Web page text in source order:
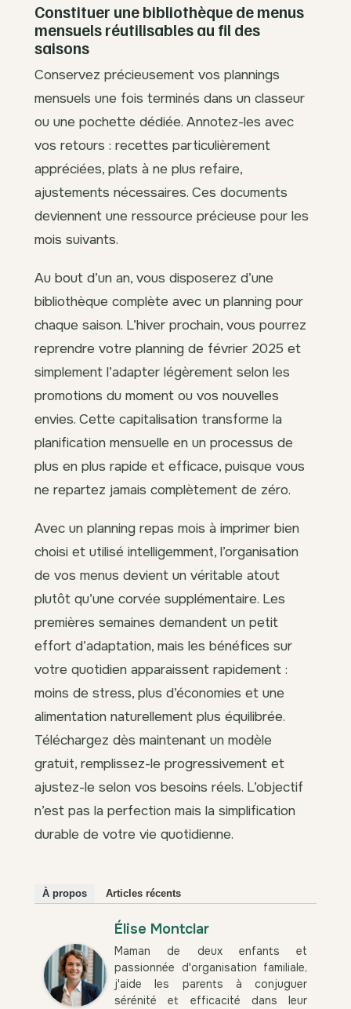
Constituer une bibliothèque de menus
mensuels réutilisables au fil des
saisons
Conservez précieusement vos plannings
mensuels une fois terminés dans un classeur
ou une pochette dédiée. Annotez-les avec
vos retours : recettes particulièrement
appréciées, plats à ne plus refaire,
ajustements nécessaires. Ces documents
deviennent une ressource précieuse pour les
mois suivants.
Au bout d’un an, vous disposerez d’une
bibliothèque complète avec un planning pour
chaque saison. L’hiver prochain, vous pourrez
reprendre votre planning de février 2025 et
simplement l’adapter légèrement selon les
promotions du moment ou vos nouvelles
envies. Cette capitalisation transforme la
planification mensuelle en un processus de
plus en plus rapide et efficace, puisque vous
ne repartez jamais complètement de zéro.
Avec un planning repas mois à imprimer bien
choisi et utilisé intelligemment, l’organisation
de vos menus devient un véritable atout
plutôt qu’une corvée supplémentaire. Les
premières semaines demandent un petit
effort d’adaptation, mais les bénéfices sur
votre quotidien apparaissent rapidement :
moins de stress, plus d’économies et une
alimentation naturellement plus équilibrée.
Téléchargez dès maintenant un modèle
gratuit, remplissez-le progressivement et
ajustez-le selon vos besoins réels. L’objectif
n’est pas la perfection mais la simplification
durable de votre vie quotidienne.
À propos Articles récents
Élise Montclar
Maman de deux enfants et
passionnée d'organisation familiale,
j'aide les parents à conjuguer
sérénité et efficacité dans leur